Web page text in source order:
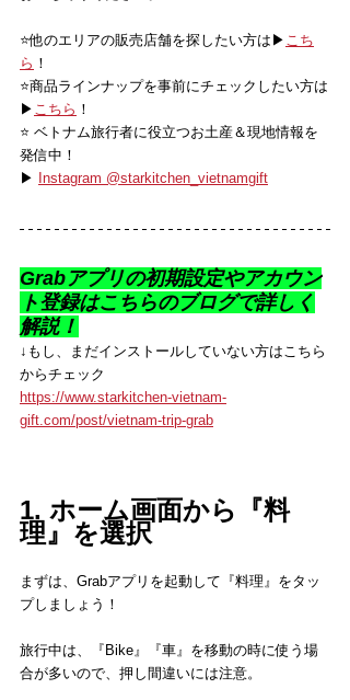
⭐️他のエリアの販売店舗を探したい方は▶ こち
ら ！
⭐️商品ラインナップを事前にチェックしたい方は
▶ こちら ！
⭐️ ベトナム旅行者に役立つお土産＆現地情報を
発信中！
▶
Instagram @starkitchen_vietnamgift
Grabアプリの初期設定やアカウン
ト登録はこちらのブログで詳しく
解説！
↓もし、まだインストールしていない方はこちら
からチェック
https://www.starkitchen-vietnam-
gift.com/post/vietnam-trip-grab
1. ホーム画面から『料
理』を選択
まずは、Grabアプリを起動して『料理』をタッ
プしましょう！
旅行中は、『Bike』『車』を移動の時に使う場
合が多いので、押し間違いには注意。